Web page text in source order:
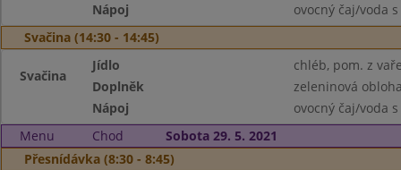
Nápoj
ovocný čaj/voda
Svačina (14:30 - 14:45)
Svačina
Jídlo
chléb, pom. z
Doplněk
zeleninová
Nápoj
ovocný čaj/voda
Menu
Chod
Sobota 29. 5. 2021
Přesnídávka (8:30 - 8:45)